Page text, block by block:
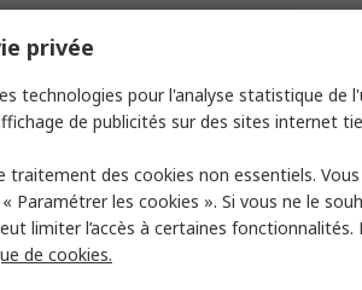
300lm
No
3
privée
technologies pour l'analyse statistique de
de publicités sur des sites internet
traitement des cookies non essentiels.
Paramétrer les cookies ». Si vous ne le
limiter l’accès à certaines fonctionnalités.
de cookies.